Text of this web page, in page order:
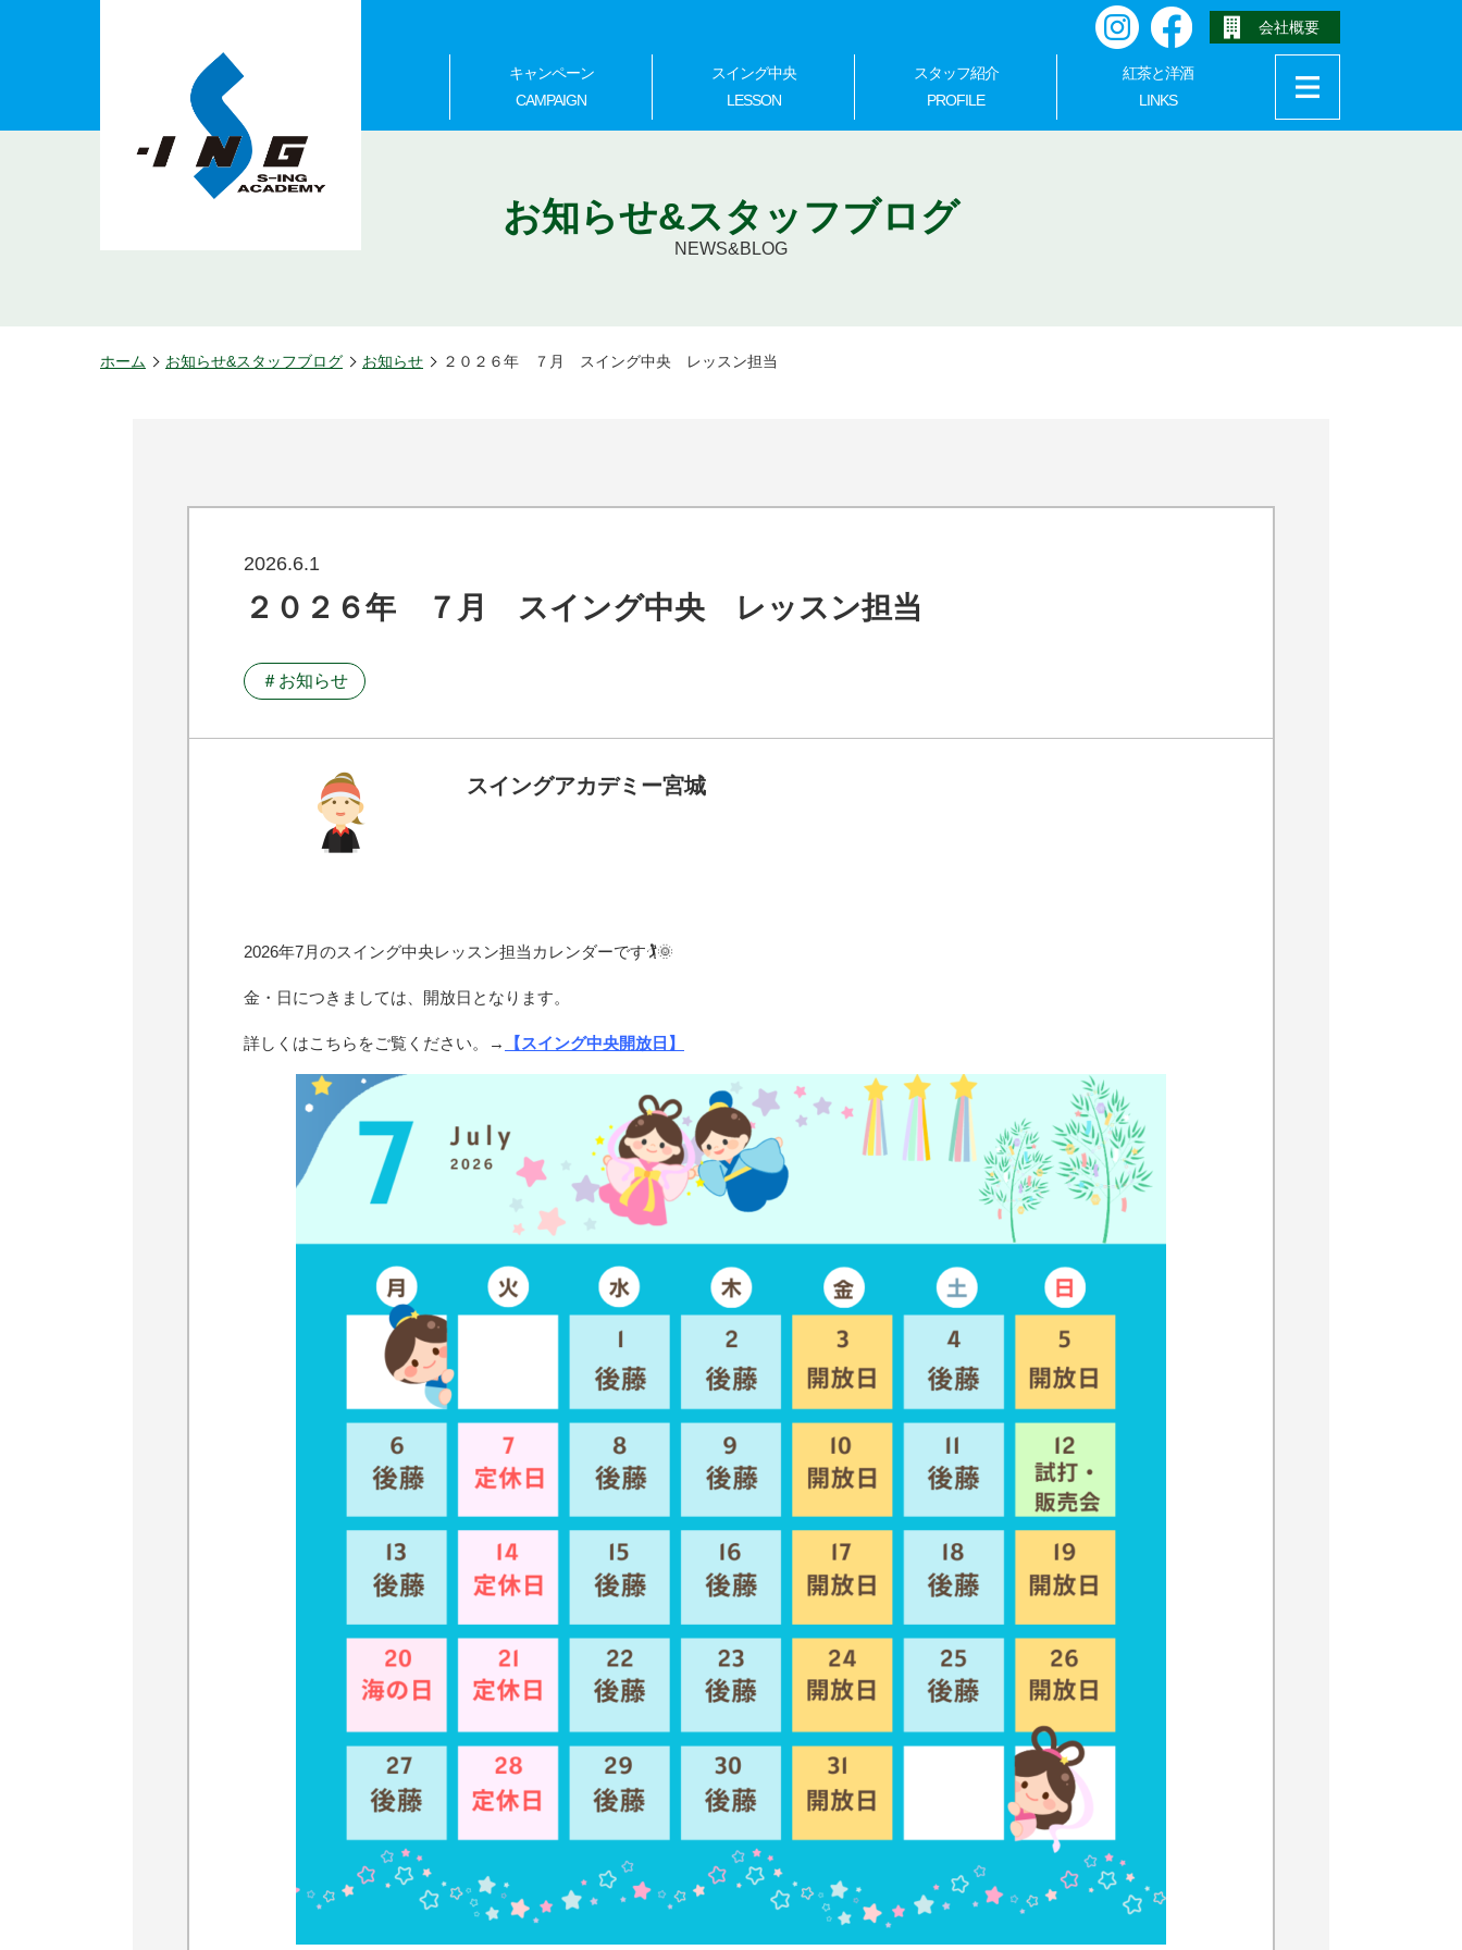
会社概要
キャンペーン
CAMPAIGN
スイング中央
LESSON
スタッフ紹介
PROFILE
紅茶と洋酒
LINKS
InstagramFacebook
お知らせ&スタッフブログ
NEWS&BLOG
ホーム お知らせ&スタッフブログ お知らせ ２０２６年 ７月 スイング中央 レッスン担当
2026.6.1
２０２６年 ７月 スイング中央 レッスン担当
＃お知らせ
スイングアカデミー宮城
2026年7月のスイング中央レッスン担当カレンダーです🏌️🌞
金・日につきましては、開放日となります。
詳しくはこちらをご覧ください。→ 【スイング中央開放日】